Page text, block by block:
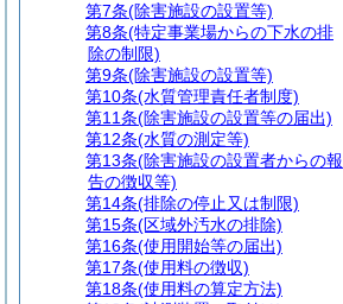
第7条(除害施設の設置等)
第8条(特定事業場からの下水の排
除の制限)
第9条(除害施設の設置等)
第10条(水質管理責任者制度)
第11条(除害施設の設置等の届出)
第12条(水質の測定等)
第13条(除害施設の設置者からの報
告の徴収等)
第14条(排除の停止又は制限)
第15条(区域外汚水の排除)
第16条(使用開始等の届出)
第17条(使用料の徴収)
第18条(使用料の算定方法)